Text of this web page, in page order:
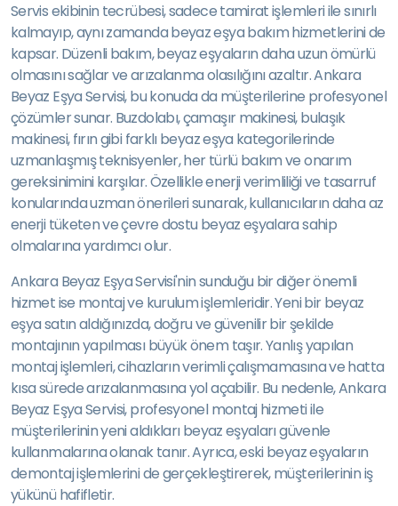
Servis ekibinin tecrübesi, sadece tamirat işlemleri ile sınırlı
kalmayıp, aynı zamanda beyaz eşya bakım hizmetlerini de
kapsar. Düzenli bakım, beyaz eşyaların daha uzun ömürlü
olmasını sağlar ve arızalanma olasılığını azaltır. Ankara
Beyaz Eşya Servisi, bu konuda da müşterilerine profesyonel
çözümler sunar. Buzdolabı, çamaşır makinesi, bulaşık
makinesi, fırın gibi farklı beyaz eşya kategorilerinde
uzmanlaşmış teknisyenler, her türlü bakım ve onarım
gereksinimini karşılar. Özellikle enerji verimliliği ve tasarruf
konularında uzman önerileri sunarak, kullanıcıların daha az
enerji tüketen ve çevre dostu beyaz eşyalara sahip
olmalarına yardımcı olur.
Ankara Beyaz Eşya Servisi'nin sunduğu bir diğer önemli
hizmet ise montaj ve kurulum işlemleridir. Yeni bir beyaz
eşya satın aldığınızda, doğru ve güvenilir bir şekilde
montajının yapılması büyük önem taşır. Yanlış yapılan
montaj işlemleri, cihazların verimli çalışmamasına ve hatta
kısa sürede arızalanmasına yol açabilir. Bu nedenle, Ankara
Beyaz Eşya Servisi, profesyonel montaj hizmeti ile
müşterilerinin yeni aldıkları beyaz eşyaları güvenle
kullanmalarına olanak tanır. Ayrıca, eski beyaz eşyaların
demontaj işlemlerini de gerçekleştirerek, müşterilerinin iş
yükünü hafifletir.